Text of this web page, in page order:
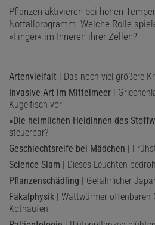
Pflanzen aktivieren bei hohen
Notfallprogramm. Welche Rolle
»Finger« im Inneren ihrer Zellen?
Artenvielfalt | Das noch viel größere
Invasive Art im Mittelmeer |
Kugelfisch vor
»Die heimlichen Heldinnen des
steuerbar?
Geschlechtsreife bei Mädchen |
Science Slam | Dieses Leuchten
Pflanzenschädling | Gefährlicher
Fäkalphysik | Wattwürmer offenbaren
Kothaufen